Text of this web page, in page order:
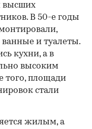
высших
В 50-е годы
ванные и туалеты.
кухни, а в
высоким
того, площади
стали
жилым, а